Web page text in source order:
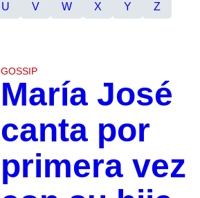
U V W X Y Z
GOSSIP
María José
canta por
primera vez